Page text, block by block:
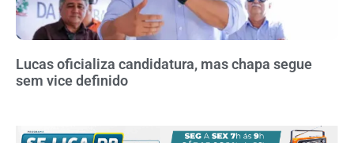
Lucas oficializa candidatura, mas chapa segue
sem vice definido